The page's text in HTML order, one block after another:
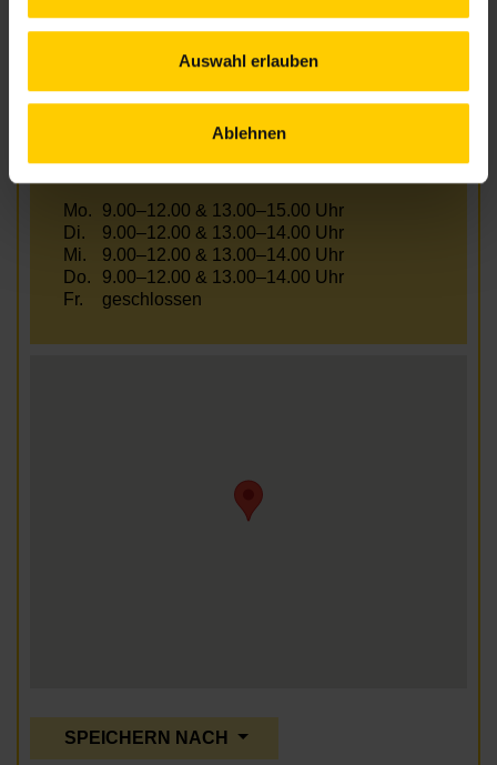
Auswahl erlauben
Ablehnen
Anfahrt
U1, 25A, 27A Rennbahnweg
Öffnungszeiten Juli und August
Mo.
9.00–12.00 & 13.00–15.00 Uhr
Di.
9.00–12.00 & 13.00–14.00 Uhr
Mi.
9.00–12.00 & 13.00–14.00 Uhr
Do.
9.00–12.00 & 13.00–14.00 Uhr
Fr.
geschlossen
SPEICHERN NACH